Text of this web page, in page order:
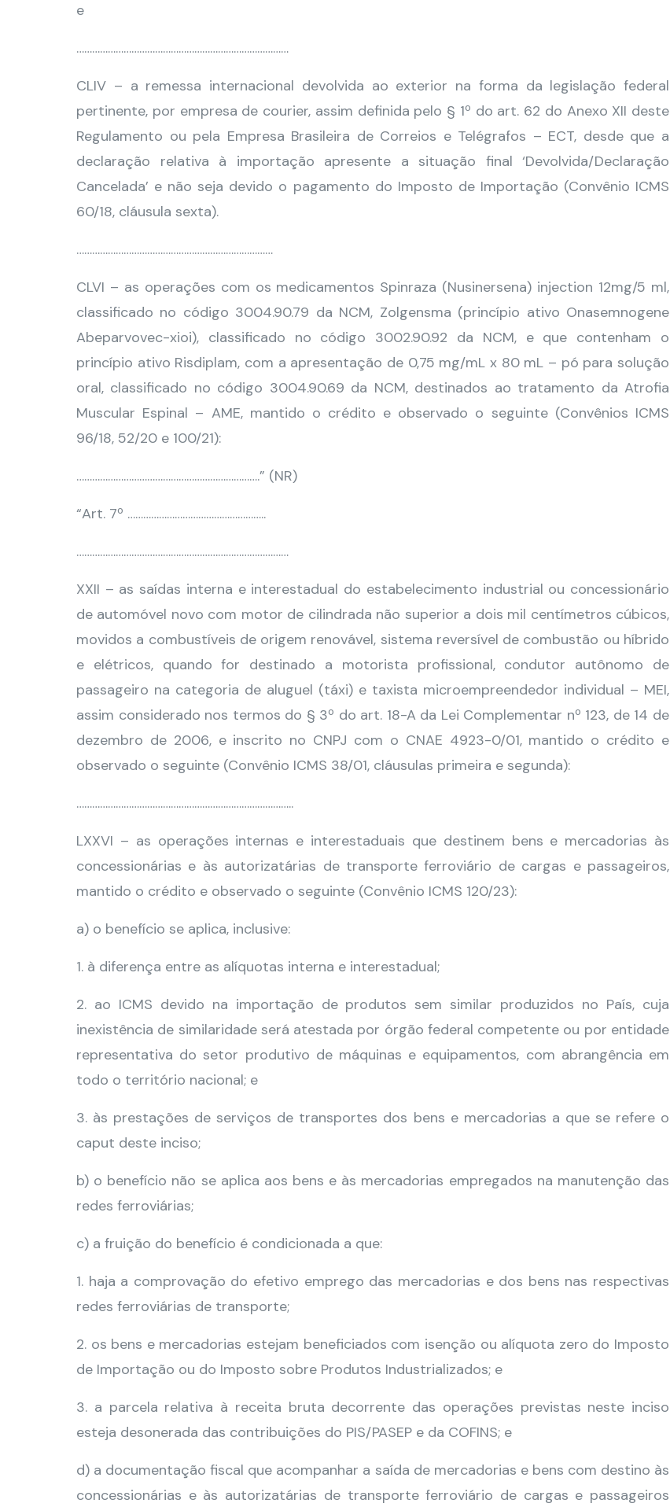
e
………………………………………………………………………
CLIV – a remessa internacional devolvida ao exterior na forma da legislação federal
pertinente, por empresa de courier, assim definida pelo § 1º do art. 62 do Anexo XII deste
Regulamento ou pela Empresa Brasileira de Correios e Telégrafos – ECT, desde que a
declaração relativa à importação apresente a situação final ‘Devolvida/Declaração
Cancelada’ e não seja devido o pagamento do Imposto de Importação (Convênio ICMS
60/18, cláusula sexta).
…………………………………………………………………
CLVI – as operações com os medicamentos Spinraza (Nusinersena) injection 12mg/5 ml,
classificado no código 3004.90.79 da NCM, Zolgensma (princípio ativo Onasemnogene
Abeparvovec-xioi), classificado no código 3002.90.92 da NCM, e que contenham o
princípio ativo Risdiplam, com a apresentação de 0,75 mg/mL x 80 mL – pó para solução
oral, classificado no código 3004.90.69 da NCM, destinados ao tratamento da Atrofia
Muscular Espinal – AME, mantido o crédito e observado o seguinte (Convênios ICMS
96/18, 52/20 e 100/21):
…………………………………………………………….” (NR)
“Art. 7º ……………………………………………..
………………………………………………………………………
XXII – as saídas interna e interestadual do estabelecimento industrial ou concessionário
de automóvel novo com motor de cilindrada não superior a dois mil centímetros cúbicos,
movidos a combustíveis de origem renovável, sistema reversível de combustão ou híbrido
e elétricos, quando for destinado a motorista profissional, condutor autônomo de
passageiro na categoria de aluguel (táxi) e taxista microempreendedor individual – MEI,
assim considerado nos termos do § 3º do art. 18-A da Lei Complementar nº 123, de 14 de
dezembro de 2006, e inscrito no CNPJ com o CNAE 4923-0/01, mantido o crédito e
observado o seguinte (Convênio ICMS 38/01, cláusulas primeira e segunda):
………………………………………………………………………..
LXXVI – as operações internas e interestaduais que destinem bens e mercadorias às
concessionárias e às autorizatárias de transporte ferroviário de cargas e passageiros,
mantido o crédito e observado o seguinte (Convênio ICMS 120/23):
a) o benefício se aplica, inclusive:
1. à diferença entre as alíquotas interna e interestadual;
2. ao ICMS devido na importação de produtos sem similar produzidos no País, cuja
inexistência de similaridade será atestada por órgão federal competente ou por entidade
representativa do setor produtivo de máquinas e equipamentos, com abrangência em
todo o território nacional; e
3. às prestações de serviços de transportes dos bens e mercadorias a que se refere o
caput deste inciso;
b) o benefício não se aplica aos bens e às mercadorias empregados na manutenção das
redes ferroviárias;
c) a fruição do benefício é condicionada a que:
1. haja a comprovação do efetivo emprego das mercadorias e dos bens nas respectivas
redes ferroviárias de transporte;
2. os bens e mercadorias estejam beneficiados com isenção ou alíquota zero do Imposto
de Importação ou do Imposto sobre Produtos Industrializados; e
3. a parcela relativa à receita bruta decorrente das operações previstas neste inciso
esteja desonerada das contribuições do PIS/PASEP e da COFINS; e
d) a documentação fiscal que acompanhar a saída de mercadorias e bens com destino às
concessionárias e às autorizatárias de transporte ferroviário de cargas e passageiros